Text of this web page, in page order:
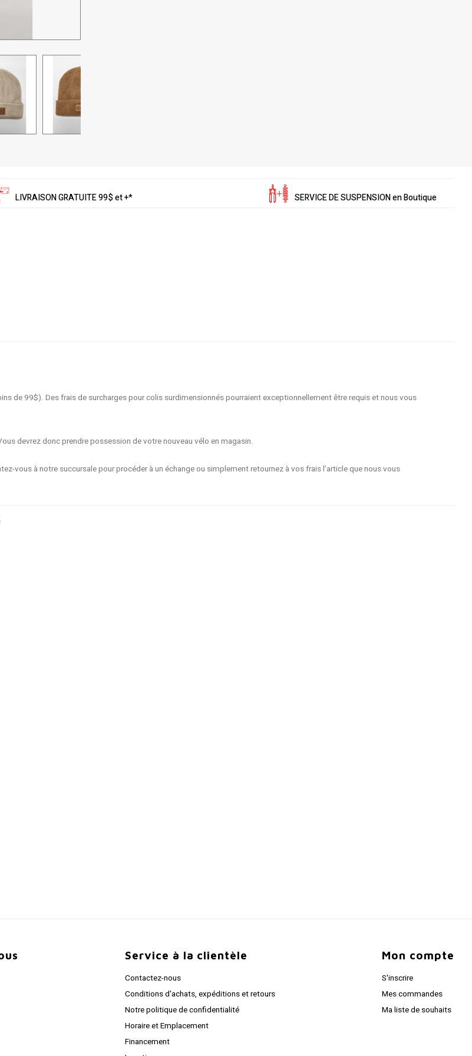
LIVRAISON GRATUITE 99$ et +* SERVICE DE SUSPENSION en Boutique
de 99$). Des frais de surcharges pour colis surdimensionnés pourraient exceptionnellement être requis et nous vous
devrez donc prendre possession de votre nouveau vélo en magasin.
vous à notre succursale pour procéder à un échange ou simplement retournez à vos frais l’article que nous vous
Service à la clientèle
Contactez-nous
Conditions d'achats, expéditions et retours
Notre politique de confidentialité
Horaire et Emplacement
Financement
Mon compte
S'inscrire
Mes commandes
Ma liste de souhaits